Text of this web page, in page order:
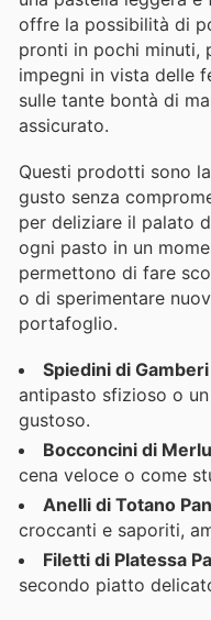
offre la possibilità di
pronti in pochi minuti,
impegni in vista delle
sulle tante bontà di
assicurato.
Questi prodotti sono
gusto senza
per deliziare il palato
ogni pasto in un
permettono di fare
o di sperimentare
portafoglio.
Spiedini di
antipasto sfizioso o
gustoso.
Bocconcini di
cena veloce o come
Anelli di Totano
croccanti e saporiti,
Filetti di Platessa
secondo piatto